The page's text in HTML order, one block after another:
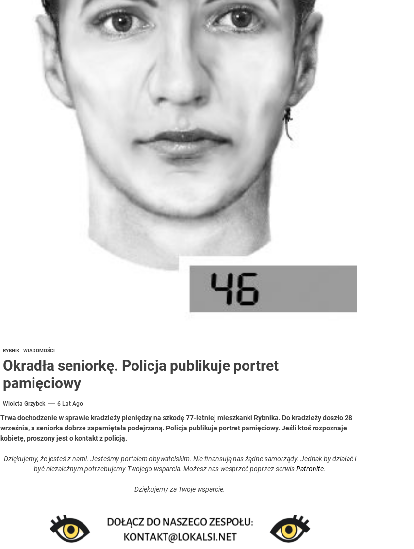
RYBNIK WIADOMOŚCI
Okradła seniorkę. Policja publikuje portret
pamięciowy
Wioleta Grzybek 6 Lat Ago
Trwa dochodzenie w sprawie kradzieży pieniędzy na szkodę 77-letniej mieszkanki Rybnika. Do kradzieży doszło 28
września, a seniorka dobrze zapamiętała podejrzaną. Policja publikuje portret pamięciowy. Jeśli ktoś rozpoznaje
kobietę, proszony jest o kontakt z policją.
Dziękujemy, że jesteś z nami. Jesteśmy portalem obywatelskim. Nie finansują nas żądne samorządy. Jednak by działać i
być niezależnym potrzebujemy Twojego wsparcia. Możesz nas wesprzeć poprzez serwisPatronite.
Dziękujemy za Twoje wsparcie.